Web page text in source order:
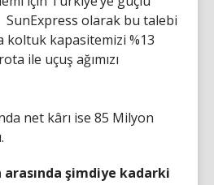
olarak bu talebi
koltuk kapasitemizi %13
ile uçuş ağımızı
net kârı ise 85 Milyon
şimdiye kadarki